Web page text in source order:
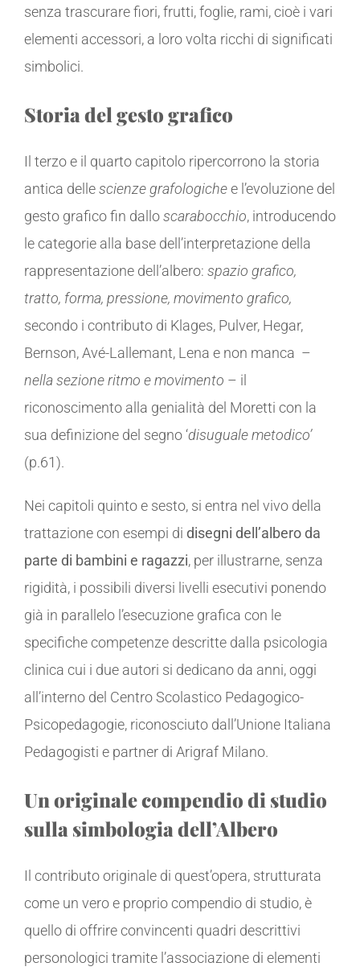
senza trascurare fiori, frutti, foglie, rami, cioè i vari
elementi accessori, a loro volta ricchi di significati
simbolici.
Storia del gesto grafico
Il terzo e il quarto capitolo ripercorrono la storia
antica dellescienze grafologichee l’evoluzione del
gesto grafico fin dalloscarabocchio, introducendo
le categorie alla base dell’interpretazione della
rappresentazione dell’albero: spazio grafico,
tratto, forma, pressione, movimento grafico,
secondo i contributo di Klages, Pulver, Hegar,
Bernson, Avé-Lallemant, Lena e non manca –
nella sezione ritmo e movimento – il
riconoscimento alla genialità del Moretti con la
sua definizione del segno ‘disuguale metodico’
(p.61).
Nei capitoli quinto e sesto, si entra nel vivo della
trattazione con esempi di disegni dell’albero da
parte di bambini e ragazzi, per illustrarne, senza
rigidità, i possibili diversi livelli esecutivi ponendo
già in parallelo l’esecuzione grafica con le
specifiche competenze descritte dalla psicologia
clinica cui i due autori si dedicano da anni, oggi
all’interno del Centro Scolastico Pedagogico-
Psicopedagogie, riconosciuto dall’Unione Italiana
Pedagogisti e partner di Arigraf Milano.
Un originale compendio di studio
sulla simbologia dell’Albero
Il contributo originale di quest’opera, strutturata
come un vero e proprio compendio di studio, è
quello di offrire convincenti quadri descrittivi
personologici tramite l’associazione di elementi